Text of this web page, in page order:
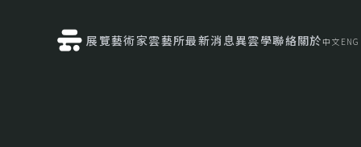
展覽藝術家雲藝所最新消息異雲學聯絡關於中文